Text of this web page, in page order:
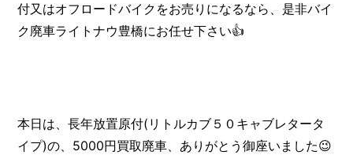
付又はオフロードバイクをお売りになるなら、是非バイ
ク廃車ライトナウ豊橋にお任せ下さい👍️
本日は、長年放置原付(リトルカブ５０キャブレタータ
イプ)の、5000円買取廃車、ありがとう御座いました😉